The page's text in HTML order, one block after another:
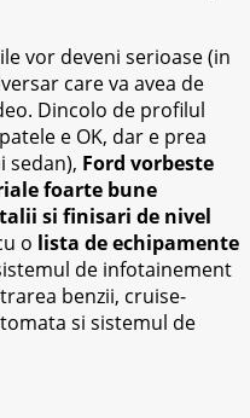
vor deveni serioase (in
care va avea de
Dincolo de profilul
e OK, dar e prea
sedan), Ford vorbeste
foarte bune
si finisari de nivel
o lista de echipamente
de infotainement
benzii, cruise-
si sistemul de